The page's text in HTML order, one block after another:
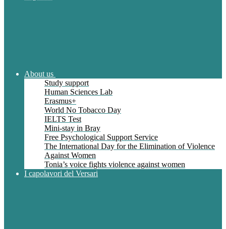
About us
Study support
Human Sciences Lab
Erasmus+
World No Tobacco Day
IELTS Test
Mini-stay in Bray
Free Psychological Support Service
The International Day for the Elimination of Violence
Against Women
Tonia’s voice fights violence against women
I capolavori del Versari